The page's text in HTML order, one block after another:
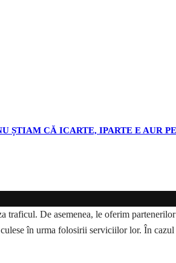
ȘTIAM CĂ ICARTE, IPARTE E AUR
De asemenea, le oferim
în urma folosirii serviciilor lor. În